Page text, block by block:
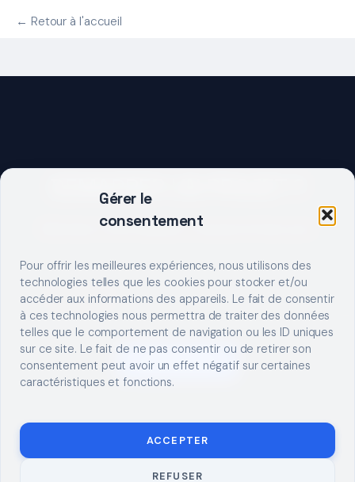
Gérer le
consentement
Pour offrir les meilleures expériences, nous utilisons des
technologies telles que les cookies pour stocker et/ou
accéder aux informations des appareils. Le fait de consentir
à ces technologies nous permettra de traiter des données
telles que le comportement de navigation ou les ID uniques
sur ce site. Le fait de ne pas consentir ou de retirer son
consentement peut avoir un effet négatif sur certaines
caractéristiques et fonctions.
ACCEPTER
REFUSER
← Retour à l'accueil
DEMARRER UN PROJET ?
Décrivez votre besoin, trouvez le bon pro.
S'INSCRIRE